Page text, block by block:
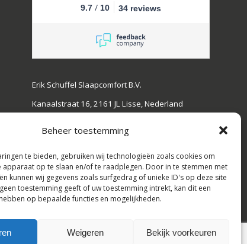
Beheer toestemming
te bieden, gebruiken wij technologieën zoals cookies om
apparaat op te slaan en/of te raadplegen. Door in te stemmen met
kunnen wij gegevens zoals surfgedrag of unieke ID's op deze site
toestemming geeft of uw toestemming intrekt, kan dit een
op bepaalde functies en mogelijkheden.
Weigeren Bekijk voorkeuren
€0,00
9.7 / 10 34 reviews
Erik Schuffel Slaapcomfort B.V.
Kanaalstraat 16, 2161 JL Lisse, Nederland
KVK:82803730, BTW: NL862609720B01
Handelsnamen: Slaapbankspecialist &
Hotelbedspecialist